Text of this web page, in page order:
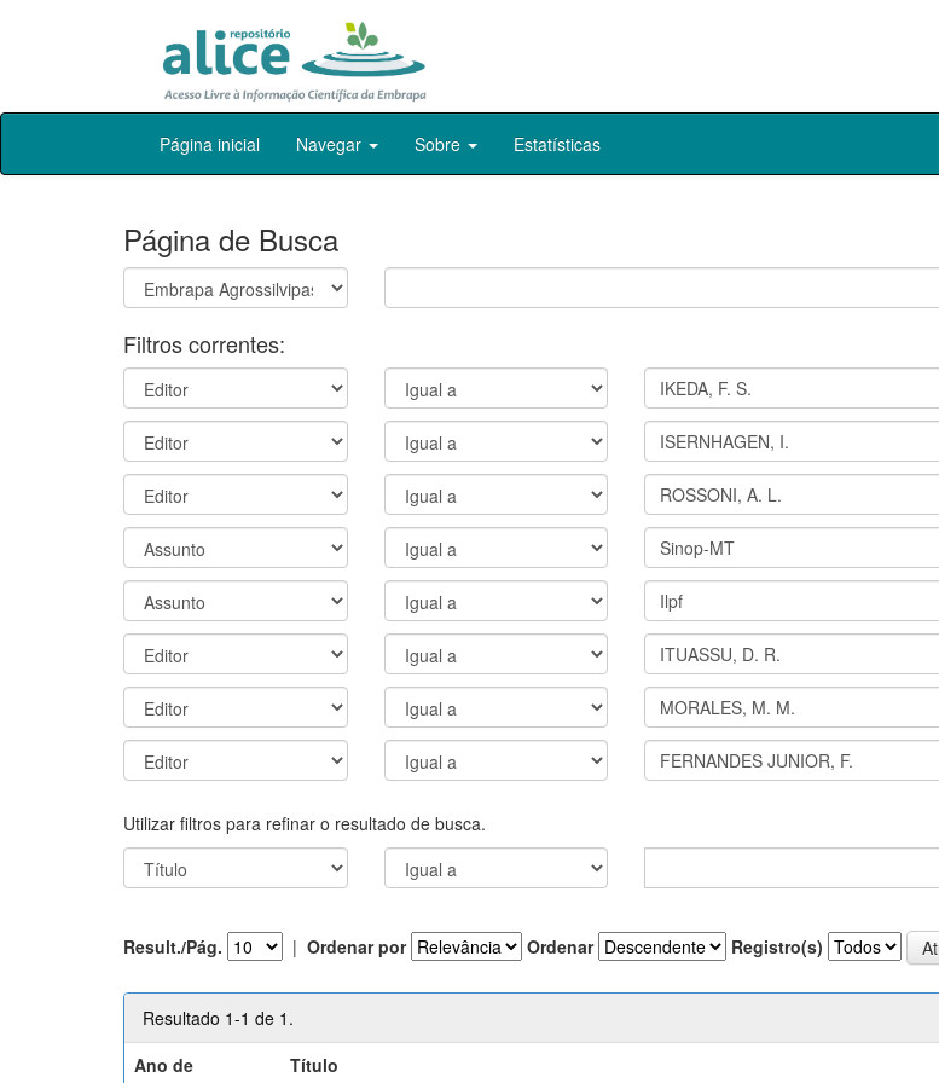
Skip
Página inicial Navegar Sobre Estatísticas
Página de Busca
Filtros correntes:
Utilizar filtros para refinar o resultado de busca.
Result./Pág. | Ordenar por Ordenar Registro(s)
Resultado 1-1 de 1.
Ano de
Título